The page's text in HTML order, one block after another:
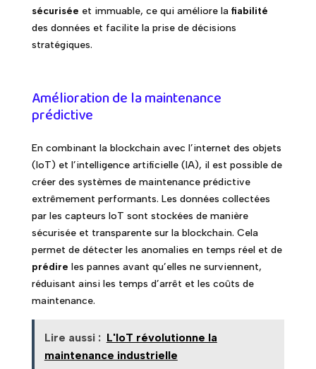
sécurisée et immuable, ce qui améliore la fiabilité
des données et facilite la prise de décisions
stratégiques.
Amélioration de la maintenance
prédictive
En combinant la blockchain avec l’internet des objets
(IoT) et l’intelligence artificielle (IA), il est possible de
créer des systèmes de maintenance prédictive
extrêmement performants. Les données collectées
par les capteurs IoT sont stockées de manière
sécurisée et transparente sur la blockchain. Cela
permet de détecter les anomalies en temps réel et de
prédire les pannes avant qu’elles ne surviennent,
réduisant ainsi les temps d’arrêt et les coûts de
maintenance.
Lire aussi : L'IoT révolutionne la
maintenance industrielle